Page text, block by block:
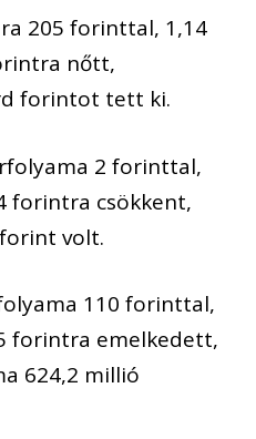
205 forinttal, 1,14
nőtt,
forintot tett ki.
2 forinttal,
forintra csökkent,
volt.
110 forinttal,
forintra emelkedett,
624,2 millió